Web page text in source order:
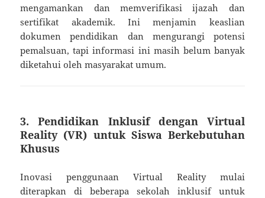
mengamankan dan memverifikasi ijazah dan
sertifikat akademik. Ini menjamin keaslian
dokumen pendidikan dan mengurangi potensi
pemalsuan, tapi informasi ini masih belum banyak
diketahui oleh masyarakat umum.
3.Pendidikan Inklusif dengan Virtual
Reality (VR) untuk Siswa Berkebutuhan
Khusus
Inovasi penggunaan Virtual Reality mulai
diterapkan di beberapa sekolah inklusif untuk